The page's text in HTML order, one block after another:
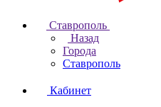
Ставрополь
Назад
Города
Ставрополь
Кабинет